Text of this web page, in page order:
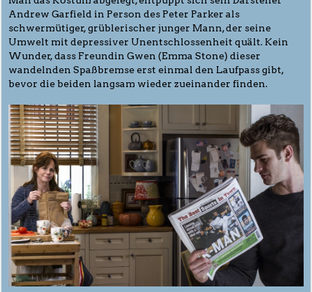
Andrew Garfield in Person des Peter Parker als
schwermütiger, grüblerischer junger Mann, der seine
Umwelt mit depressiver Unentschlossenheit quält. Kein
Wunder, dass Freundin Gwen (Emma Stone) dieser
wandelnden Spaßbremse erst einmal den Laufpass gibt,
bevor die beiden langsam wieder zueinander finden.